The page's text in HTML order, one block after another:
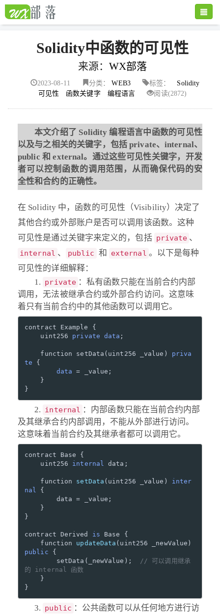
Toggle
Solidity中函数的可见性
来源： WX部落
2023-08-11 分类：WEB3 标签：
Solidity
可见性
函数关键字 编程语言 阅读(2872)
本文介绍了 Solidity 编程语言中函数的可见性
以及与之相关的关键字，包括 private、internal、
public 和 external。通过这些可见性关键字，开发
者可以控制函数的调用范围，从而确保代码的安
全性和合约的正确性。
在 Solidity 中，函数的可见性（Visibility）决定了
其他合约或外部账户是否可以调用该函数。这种
可见性是通过关键字来定义的，包括 private 、
internal 、 public 和 external 。以下是每种
可见性的详细解释：
private ：私有函数只能在当前合约内部
调用，无法被继承合约或外部合约访问。这意味
着只有当前合约中的其他函数可以调用它。
contract Example {
    uint256
private data ;
    function setData(uint256 _value)
priva
te {
data = _value;
internal ：内部函数只能在当前合约内部
及其继承合约内部调用，不能从外部进行访问。
这意味着当前合约及其继承者都可以调用它。
contract Base {
    uint256
internal data;
function setData ( uint256 _value ) inter
nal
{
}
contract Derived is Base {
function updateData ( uint256 _newValue
public {
        setData(_newValue);
// 可以调用继承
的 internal 函数
public ：公共函数可以从任何地方进行访